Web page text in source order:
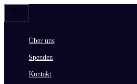
Zum
springenÜber uns
Spenden
Kontakt